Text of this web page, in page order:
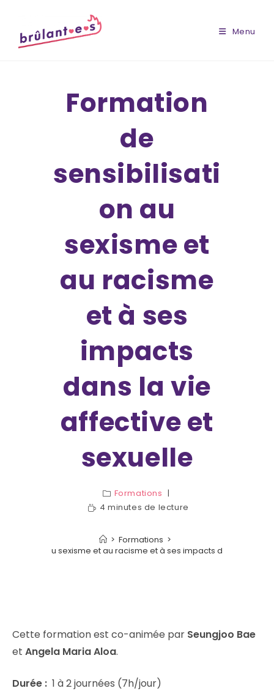
content
Menu
Formation
de
sensibilisati
on au
sexisme et
au racisme
et à ses
impacts
dans la vie
affective et
sexuelle
Formations
4 minutes de lecture
> Formations >
au sexisme et au racisme et à ses impacts dans la vie
Cette formation est co-animée par Seungjoo Bae
et Angela Maria Aloa.
Durée : 1 à 2 journées (7h/jour)